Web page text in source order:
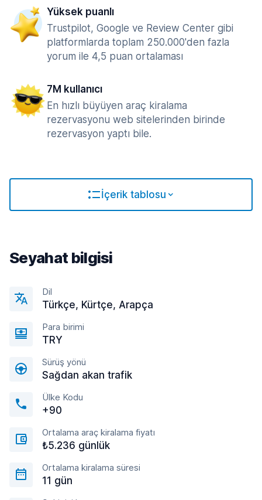
Yüksek puanlı
Trustpilot, Google ve Review Center gibi
platformlarda toplam 250.000'den fazla
yorum ile 4,5 puan ortalaması
7M kullanıcı
En hızlı büyüyen araç kiralama
rezervasyonu web sitelerinden birinde
rezervasyon yaptı bile.
İçerik tablosu
Seyahat bilgisi
Dil
Türkçe, Kürtçe, Arapça
Para birimi
TRY
Sürüş yönü
Sağdan akan trafik
Ülke Kodu
+90
Ortalama araç kiralama fiyatı
₺5.236 günlük
Ortalama kiralama süresi
11 gün